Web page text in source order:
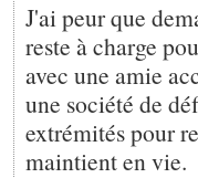
J'ai peur que
reste à charge
avec une amie
une société de
extrémités pour
maintient en vie.